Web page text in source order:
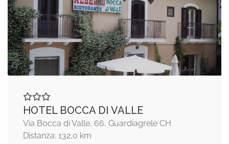
HOTEL BOCCA DI VALLE
Via Bocca di Valle, 66, Guardiagrele CH
Distanza: 132,0 km